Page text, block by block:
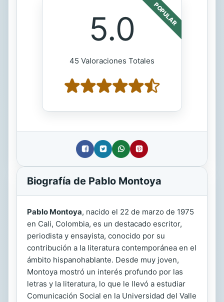
POPULAR
5.0
45 Valoraciones Totales
Biografía de Pablo Montoya
Pablo Montoya, nacido el 22 de marzo de 1975
en Cali, Colombia, es un destacado escritor,
periodista y ensayista, conocido por su
contribución a la literatura contemporánea en el
ámbito hispanohablante. Desde muy joven,
Montoya mostró un interés profundo por las
letras y la literatura, lo que le llevó a estudiar
Comunicación Social en la Universidad del Valle